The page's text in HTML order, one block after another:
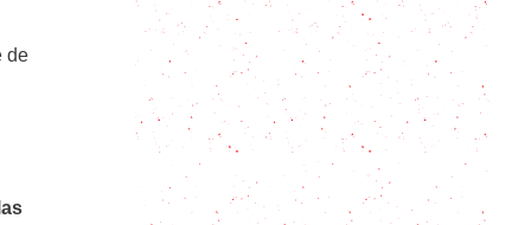
de
y consejos esenciales
Garbanzos con chorizo, un guiso
con tradición y calor de hogar
Salpicón de Pollo para los días de
verano y las comidas con amigos y
amigas